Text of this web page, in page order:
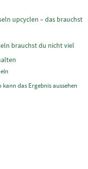
upcyclen – das brauchst
brauchst du nicht viel
kann das Ergebnis aussehen